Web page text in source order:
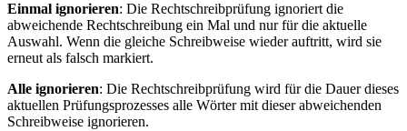
Einmal ignorieren: Die Rechtschreibprüfung ignoriert die
abweichende Rechtschreibung ein Mal und nur für die aktuelle
Auswahl. Wenn die gleiche Schreibweise wieder auftritt, wird sie
erneut als falsch markiert.
Alle ignorieren: Die Rechtschreibprüfung wird für die Dauer dieses
aktuellen Prüfungsprozesses alle Wörter mit dieser abweichenden
Schreibweise ignorieren.